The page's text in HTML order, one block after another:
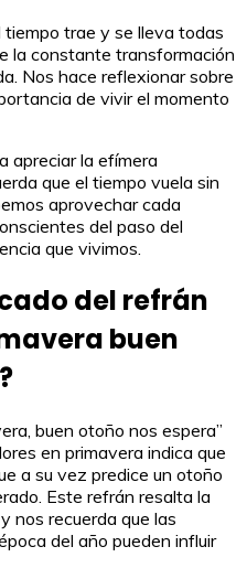
tiempo trae y se lleva todas
la constante transformación
Nos hace reflexionar sobre
de vivir el momento
apreciar la efímera
que el tiempo vuela sin
aprovechar cada
del paso del
que vivimos.
del refrán
buen
buen otoño nos espera”
en primavera indica que
a su vez predice un otoño
Este refrán resalta la
nos recuerda que las
del año pueden influir